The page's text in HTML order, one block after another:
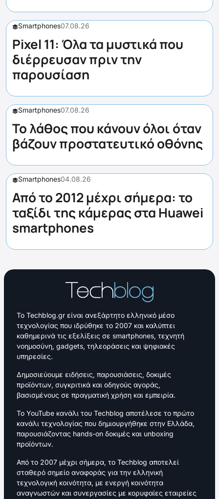
Smartphones07.08.26
Pixel 11: Όλα τα μυστικά που
διέρρευσαν πριν την
παρουσίαση
Smartphones07.08.26
Το λάθος που κάνουν όλοι όταν
βάζουν προστατευτικό οθόνης
Smartphones04.08.26
Από το 2012 μέχρι σήμερα: το
ταξίδι της κάμερας στα Huawei
smartphones
Το Techblog.gr είναι ανεξάρτητο ελληνικό μέσο
τεχνολογίας που ιδρύθηκε το 2007 και καλύπτει
καθημερινά τις εξελίξεις σε smartphones, τεχνητή
νοημοσύνη, gadgets, τηλεοράσεις και ψηφιακές
υπηρεσίες.
Δημοσιεύουμε ειδήσεις, παρουσιάσεις, δοκιμές
προϊόντων, συγκριτικά και οδηγούς αγοράς,
βασισμένους σε πραγματική χρήση και εμπειρία.
Το YouTube κανάλι του Techblog αποτέλεσε το πρώτο
κανάλι τεχνολογίας που δημιουργήθηκε στην Ελλάδα,
παρουσιάζοντας hands-on δοκιμές και unboxing
προϊόντων.
Από το 2007 μέχρι σήμερα, το Techblog αποτελεί
σταθερό σημείο αναφοράς για την ελληνική
τεχνολογική κοινότητα, με ενεργή κοινότητα
αναγνωστών και συνεργασίες με κορυφαίες εταιρείες